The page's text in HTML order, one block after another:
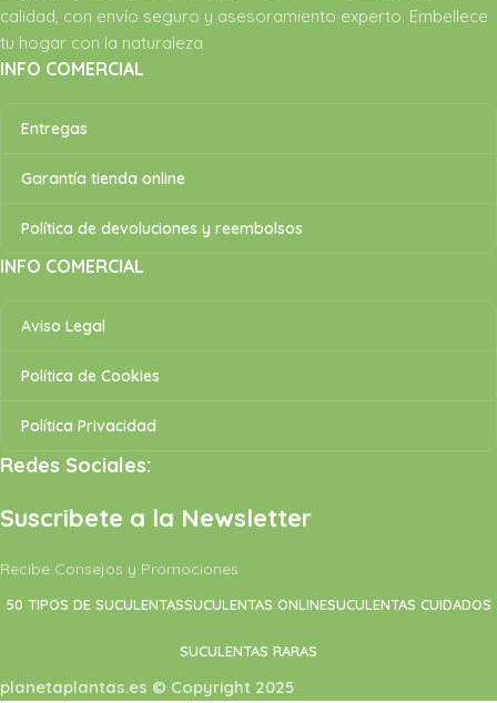
calidad, con envío seguro y asesoramiento experto. Embellece
tu hogar con la naturaleza
INFO COMERCIAL
Entregas
Garantía tienda online
Política de devoluciones y reembolsos
INFO COMERCIAL
Aviso Legal
Política de Cookies
Política Privacidad
Redes Sociales:
Suscribete a la Newsletter
Recibe Consejos y Promociones
50 TIPOS DE SUCULENTASSUCULENTAS ONLINESUCULENTAS CUIDADOS
SUCULENTAS RARAS
planetaplantas.es © Copyright 2025